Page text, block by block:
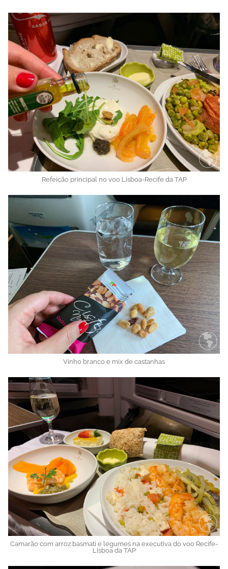
Refeição principal no voo Lisboa-Recife da TAP
Vinho branco e mix de castanhas
Camarão com arroz basmati e legumes na executiva do voo Recife-
Lisboa da TAP